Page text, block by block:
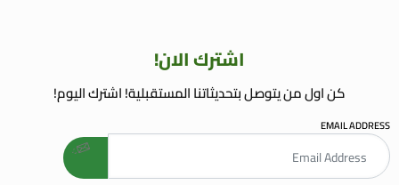
اشترك الان!
كن اول من يتوصل بتحديثاتنا المستقبلية! اشترك اليوم!
EMAIL ADDRESS
welcome gift